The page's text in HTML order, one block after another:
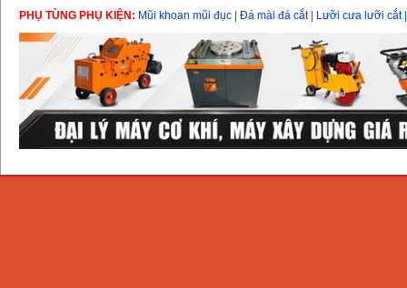
PHỤ TÙNG PHỤ KIỆN: Mũi khoan mũi đục Đá mài đá cắt| Lưỡi cưa lưỡi cắt